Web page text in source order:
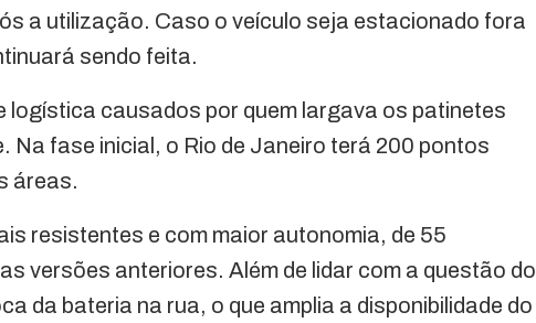
a utilização. Caso o veículo seja estacionado fora
sendo feita.
logística causados por quem largava os patinetes
Na fase inicial, o Rio de Janeiro terá 200 pontos
áreas.
resistentes e com maior autonomia, de 55
versões anteriores. Além de lidar com a questão do
da bateria na rua, o que amplia a disponibilidade do